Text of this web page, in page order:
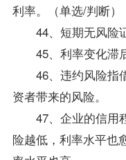
利率。（单选/判断）
44、短期无风险
45、利率变化滞后
46、违约风险指
资者带来的风险。
47、企业的信用
险越低，利率水平也